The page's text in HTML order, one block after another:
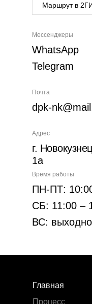
Мессенджеры
WhatsApp
Telegram
Почта
dpk-
Время работы
ПН-ПТ:
СБ: 11:00 –
ВС:
Адрес
г.
1а
Маршрут в
Главная
Процесс